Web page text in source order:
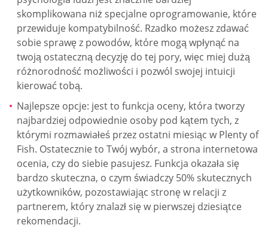
skomplikowana niż specjalne oprogramowanie, które
przewiduje kompatybilność. Rzadko możesz zdawać
sobie sprawę z powodów, które mogą wpłynąć na
twoją ostateczną decyzję do tej pory, więc miej dużą
różnorodność możliwości i pozwól swojej intuicji
kierować tobą.
Najlepsze opcje: jest to funkcja oceny, która tworzy
najbardziej odpowiednie osoby pod kątem tych, z
którymi rozmawiałeś przez ostatni miesiąc w Plenty of
Fish. Ostatecznie to Twój wybór, a strona internetowa
ocenia, czy do siebie pasujesz. Funkcja okazała się
bardzo skuteczna, o czym świadczy 50% skutecznych
użytkowników, pozostawiając stronę w relacji z
partnerem, który znalazł się w pierwszej dziesiątce
rekomendacji.